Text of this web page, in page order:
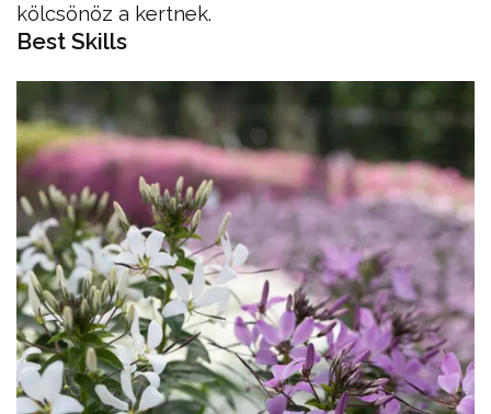
kölcsönöz a kertnek.
Best Skills